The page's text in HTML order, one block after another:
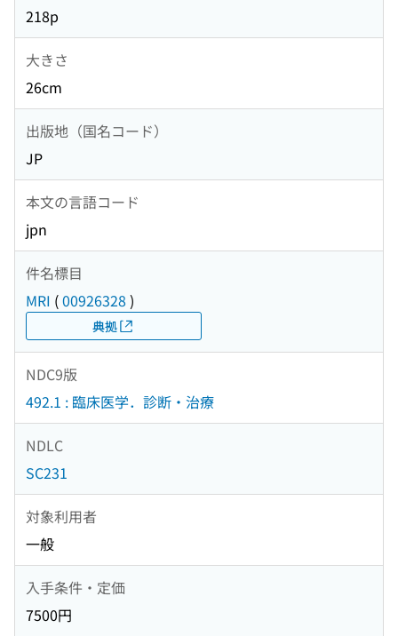
218p
大きさ
26cm
出版地（国名コード）
JP
本文の言語コード
jpn
件名標目
MRI (00926328 )
典拠
NDC9版
492.1 : 臨床医学．診断・治療
NDLC
SC231
対象利用者
一般
入手条件・定価
7500円